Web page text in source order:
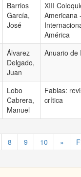
Barrios
García,
José
XIII
Americana
América
Álvarez
Delgado,
Juan
Anuario de
Lobo
Cabrera,
Manuel
Fablas:
crítica
8 9 10 »